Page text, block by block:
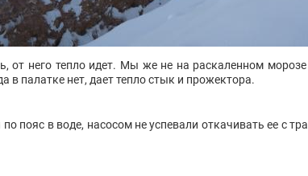
от него тепло идет. Мы же не на раскаленном
в палатке нет, дает тепло стык и прожектора.
пояс в воде, насосом не успевали откачивать ее с